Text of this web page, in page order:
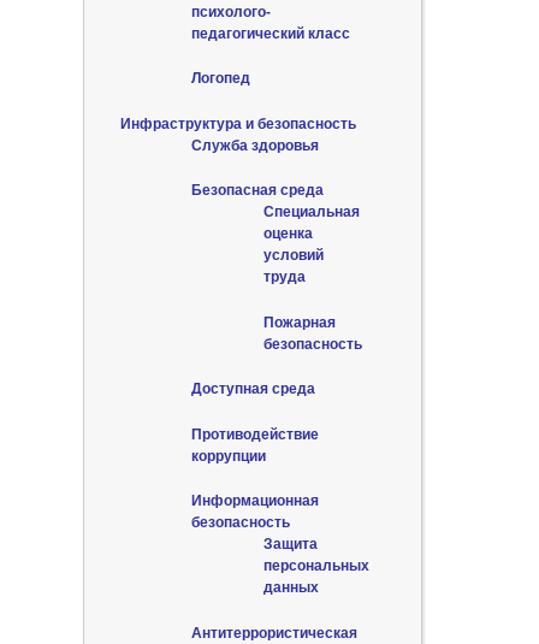
психолого-
педагогический класс
Логопед
Инфраструктура и безопасность
Служба здоровья
Безопасная среда
Специальная
оценка
условий
труда
Пожарная
безопасность
Доступная среда
Противодействие
коррупции
Информационная
безопасность
Защита
персональных
данных
Антитеррористическая